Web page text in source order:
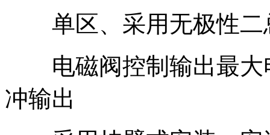
单区、采用无极性二
电磁阀控制输出最大
冲输出